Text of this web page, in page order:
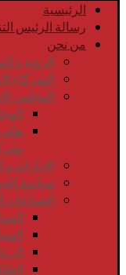
الرئيسية
رسالة الرئيس
من نحن
الرؤية و
الشركاء
المجلس
الإدارات و
سياسة
الصناعات